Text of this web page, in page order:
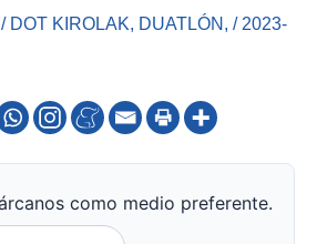
/ DOT KIROLAK, DUATLÓN, / 2023-
como medio preferente.